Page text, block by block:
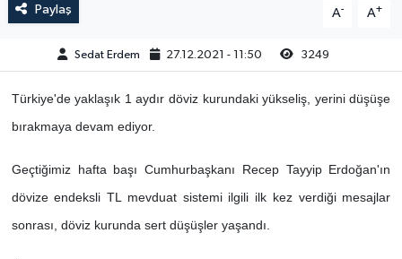
Paylaş A- A+
Sedat Erdem 27.12.2021 - 11:50 3249
Türkiye'de yaklaşık 1 aydır döviz kurundaki yükseliş, yerini düşüşe
bırakmaya devam ediyor.
Geçtiğimiz hafta başı Cumhurbaşkanı Recep Tayyip Erdoğan'ın
dövize endeksli TL mevduat sistemi ilgili ilk kez verdiği mesajlar
sonrası, döviz kurunda sert düşüşler yaşandı.